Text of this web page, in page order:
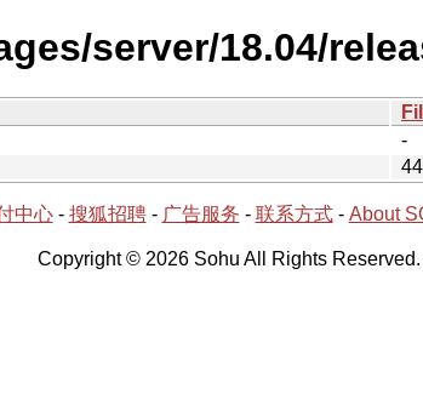
server/18.04/
-
中心- 搜狐招聘- 广告服务 - 联系方式- About
Copyright © 2026 Sohu All Rights Reserved.